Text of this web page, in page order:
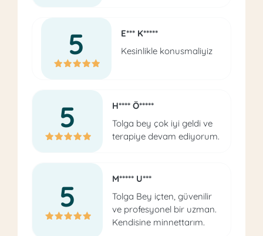
5
E*** K*****
Kesinlikle konusmaliyiz
5
H**** Ö*****
Tolga bey çok iyi geldi ve
terapiye devam ediyorum.
5
M***** U***
Tolga Bey içten, güvenilir
ve profesyonel bir uzman.
Kendisine minnettarım.